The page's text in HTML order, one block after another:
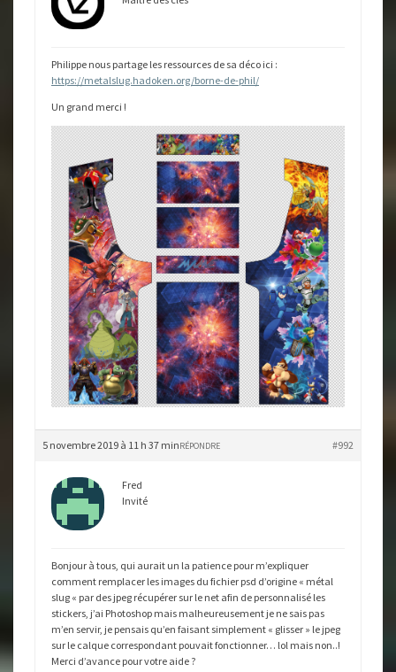
Philippe nous partage les ressources de sa déco ici :
https://metalslug.hadoken.org/borne-de-phil/
Un grand merci !
5 novembre 2019 à 11 h 37 min #992
RÉPONDRE
Fred
Invité
Bonjour à tous, qui aurait un la patience pour m’expliquer
comment remplacer les images du fichier psd d’origine « métal
slug « par des jpeg récupérer sur le net afin de personnalisé les
stickers, j’ai Photoshop mais malheureusement je ne sais pas
m’en servir, je pensais qu’en faisant simplement « glisser » le jpeg
sur le calque correspondant pouvait fonctionner… lol mais non..!
Merci d’avance pour votre aide ?